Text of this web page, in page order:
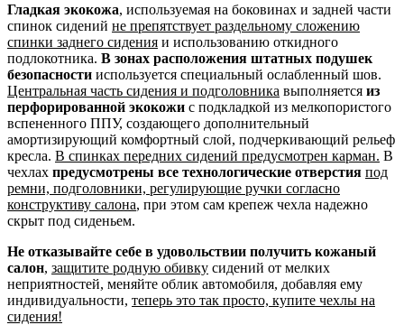
Гладкая экокожа, используемая на боковинах и задней части
спинок сидений не препятствует раздельному сложению
спинки заднего сидения и использованию откидного
подлокотника. В зонах расположения штатных подушек
безопасности используется специальный ослабленный шов.
Центральная часть сидения и подголовника выполняется из
перфорированной экокожи с подкладкой из мелкопористого
вспененного ППУ, создающего дополнительный
амортизирующий комфортный слой, подчеркивающий рельеф
кресла. В спинках передних сидений предусмотрен карман. В
чехлах предусмотрены все технологические отверстия под
ремни, подголовники, регулирующие ручки согласно
конструктиву салона, при этом сам крепеж чехла надежно
скрыт под сиденьем.
Не отказывайте себе в удовольствии получить кожаный
салон, защитите родную обивку сидений от мелких
неприятностей, меняйте облик автомобиля, добавляя ему
индивидуальности, теперь это так просто, купите чехлы на
сидения!